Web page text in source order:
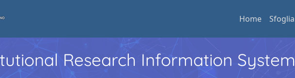
Home Sfoglia
Research Information System